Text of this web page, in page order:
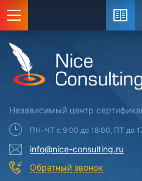
Независимый центр
ПН-ЧТ с 9:00 до 18:00, ПТ до
info@nice-consulting.ru
Обратный звонок